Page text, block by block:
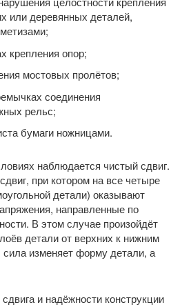
или деревянных деталей,
крепления опор;
мостовых пролётов;
соединения
рельс;
бумаги ножницами.
наблюдается чистый сдвиг.
при котором на все четыре
детали) оказывают
направленные по
В этом случае произойдёт
детали от верхних к нижним
изменяет форму детали, а
и надёжности конструкции